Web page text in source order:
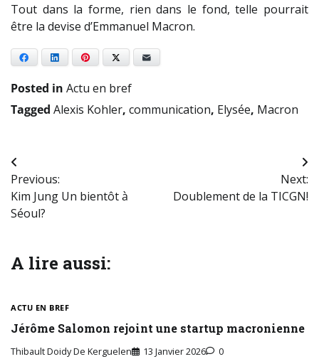
Tout dans la forme, rien dans le fond, telle pourrait
être la devise d’Emmanuel Macron.
Facebook LinkedIn Pinterest
Posted in Actu en bref
Tagged Alexis Kohler, communication, Elysée, Macron
Navigation
de
l’article
Previous:
Kim Jung Un bientôt à
Séoul?
Next:
Doublement de la TICGN!
A lire aussi:
ACTU EN BREF
Jérôme Salomon rejoint une startup macronienne
Thibault Doidy De Kerguelen 13 Janvier 2026 0